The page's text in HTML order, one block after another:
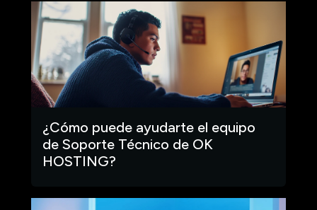
¿Cómo puede ayudarte el equipo
de Soporte Técnico de OK
HOSTING?